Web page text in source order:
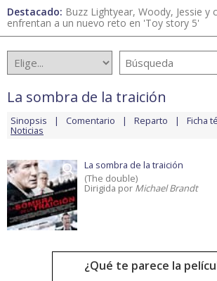
Destacado: Buzz Lightyear, Woody, Jessie y
enfrentan a un nuevo reto en 'Toy story 5'
La sombra de la traición
Sinopsis Comentario Reparto Ficha
Noticias
La sombra de la traición
(The double)
Dirigida por Michael Brandt
¿Qué te parece la